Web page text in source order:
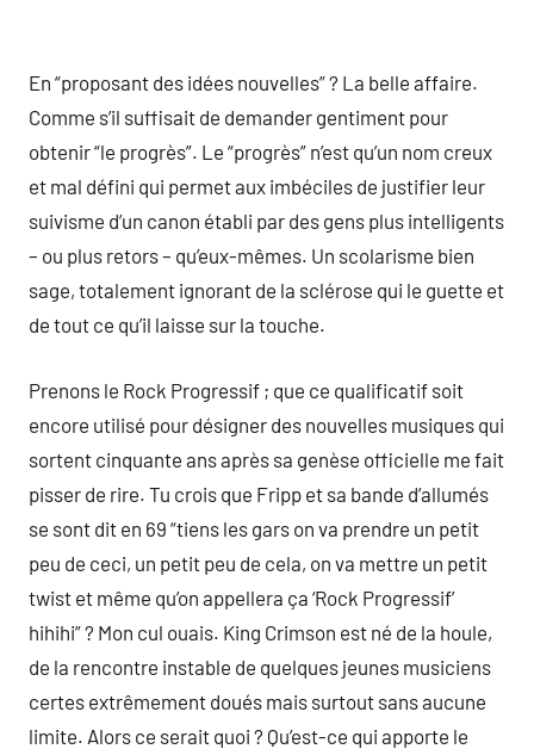
En “proposant des idées nouvelles” ? La belle affaire.
Comme s’il suffisait de demander gentiment pour
obtenir “le progrès”. Le “progrès” n’est qu’un nom creux
et mal défini qui permet aux imbéciles de justifier leur
suivisme d’un canon établi par des gens plus intelligents
– ou plus retors – qu’eux-mêmes. Un scolarisme bien
sage, totalement ignorant de la sclérose qui le guette et
de tout ce qu’il laisse sur la touche.
Prenons le Rock Progressif ; que ce qualificatif soit
encore utilisé pour désigner des nouvelles musiques qui
sortent cinquante ans après sa genèse officielle me fait
pisser de rire. Tu crois que Fripp et sa bande d’allumés
se sont dit en 69 “tiens les gars on va prendre un petit
peu de ceci, un petit peu de cela, on va mettre un petit
twist et même qu’on appellera ça ‘Rock Progressif’
hihihi” ? Mon cul ouais. King Crimson est né de la houle,
de la rencontre instable de quelques jeunes musiciens
certes extrêmement doués mais surtout sans aucune
limite. Alors ce serait quoi ? Qu’est-ce qui apporte le